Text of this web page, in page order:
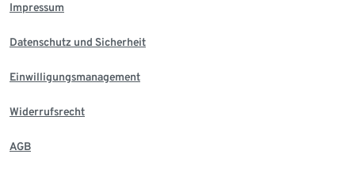
Impressum
Datenschutz und Sicherheit
Einwilligungsmanagement
Widerrufsrecht
AGB